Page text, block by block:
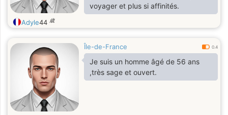
voyager et plus si affinités.
Adyle44 歳
Île-de-France 0.4
Je suis un homme âgé de 56 ans
,très sage et ouvert.